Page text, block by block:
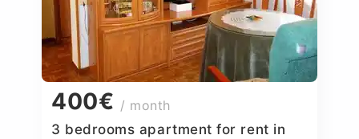
400€ / month
3 bedrooms apartment for rent in